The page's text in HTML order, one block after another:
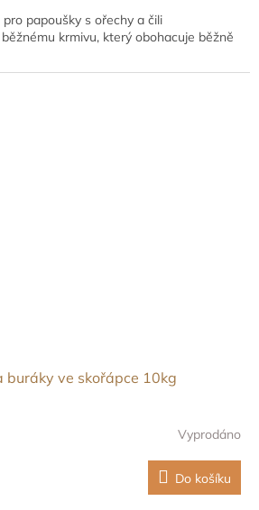
papoušky s ořechy a čili
krmivu, který obohacuje běžně
buráky ve skořápce 10kg
Vyprodáno
Do košíku